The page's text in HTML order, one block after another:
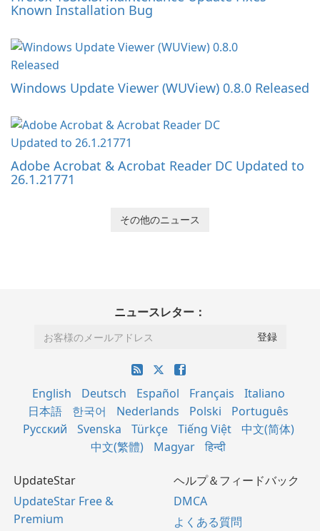
Known Installation Bug
Windows Update Viewer (WUView) 0.8.0 Released
Adobe Acrobat & Acrobat Reader DC Updated to
26.1.21771
その他のニュース
ニュースレター：
English Deutsch Español Français
Italiano
日本語
한국어 Nederlands Polski
Português
Русский
Svenska Türkçe Tiếng Việt
中文(简体)
中文(繁體)
Magyar हिन्दी
UpdateStar
UpdateStar Free &
Premium
ヘルプ＆フィードバック
DMCA
よくある質問